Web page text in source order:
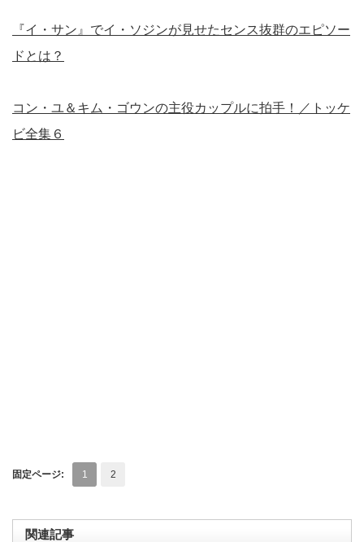
『イ・サン』でイ・ソジンが見せたセンス抜群のエピソー
ドとは？
コン・ユ＆キム・ゴウンの主役カップルに拍手！／トッケ
ビ全集６
固定ページ: 1 2
関連記事